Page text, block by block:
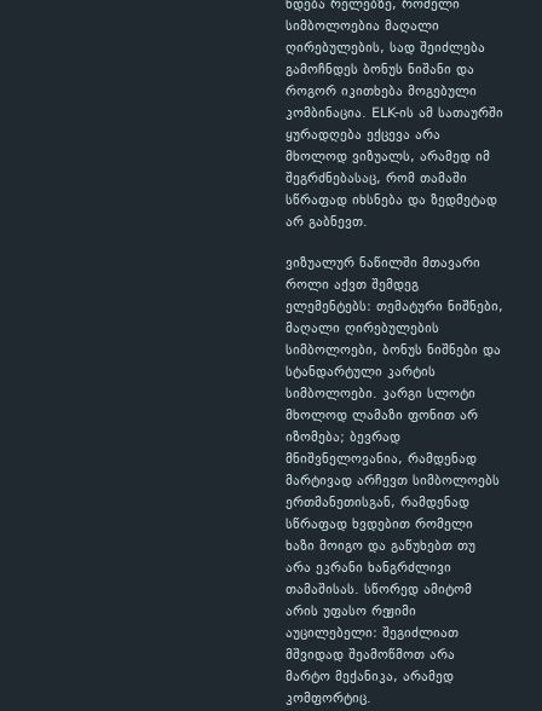
ხდება რელებზე, რომელი
სიმბოლოებია მაღალი
ღირებულების, სად შეიძლება
გამოჩნდეს ბონუს ნიშანი და
როგორ იკითხება მოგებული
კომბინაცია. ELK-ის ამ სათაურში
ყურადღება ექცევა არა
მხოლოდ ვიზუალს, არამედ იმ
შეგრძნებასაც, რომ თამაში
სწრაფად იხსნება და ზედმეტად
არ გაბნევთ.
ვიზუალურ ნაწილში მთავარი
როლი აქვთ შემდეგ
ელემენტებს: თემატური ნიშნები,
მაღალი ღირებულების
სიმბოლოები, ბონუს ნიშნები და
სტანდარტული კარტის
სიმბოლოები. კარგი სლოტი
მხოლოდ ლამაზი ფონით არ
იზომება; ბევრად
მნიშვნელოვანია, რამდენად
მარტივად არჩევთ სიმბოლოებს
ერთმანეთისგან, რამდენად
სწრაფად ხვდებით რომელი
ხაზი მოიგო და გაწუხებთ თუ
არა ეკრანი ხანგრძლივი
თამაშისას. სწორედ ამიტომ
არის უფასო რეჟიმი
აუცილებელი: შეგიძლიათ
მშვიდად შეამოწმოთ არა
მარტო მექანიკა, არამედ
კომფორტიც.